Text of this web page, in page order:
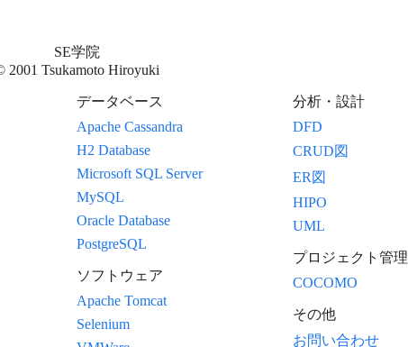
SE学院
2001 Tsukamoto Hiroyuki
データベース
Apache Cassandra
H2 Database
Microsoft SQL Server
MySQL
Oracle Database
PostgreSQL
ソフトウェア
Apache Tomcat
Selenium
分析・設計
DFD
CRUD図
ER図
HIPO
UML
プロジェクト管理
COCOMO
その他
お問い合わせ